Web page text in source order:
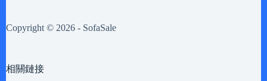
Copyright © 2026 - SofaSale
相關鏈接